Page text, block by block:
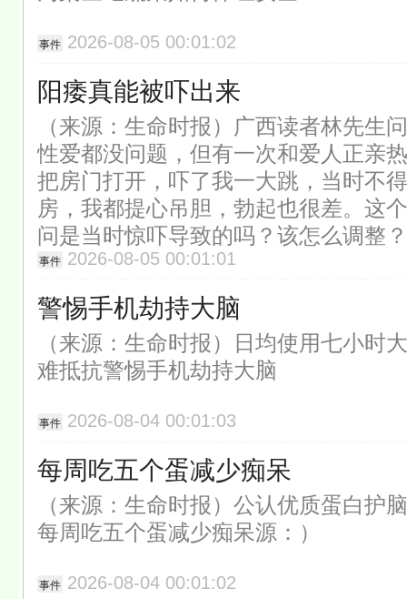
事件 2026-08-05 00:01:02
阳痿真能被吓出来
（来源：生命时报）广西读者林先生
性爱都没问题，但有一次和爱人正亲
把房门打开，吓了我一大跳，当时不
房，我都提心吊胆，勃起也很差。这
问是当时惊吓导致的吗？该怎么调整？
事件 2026-08-05 00:01:01
警惕手机劫持大脑
（来源：生命时报）日均使用七小时
难抵抗警惕手机劫持大脑
事件 2026-08-04 00:01:03
每周吃五个蛋减少痴呆
（来源：生命时报）公认优质蛋白护
每周吃五个蛋减少痴呆源：）
事件 2026-08-04 00:01:02